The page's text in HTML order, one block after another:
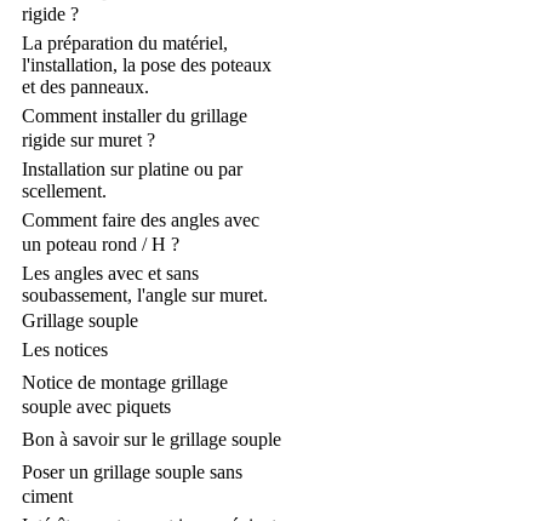
rigide ?
La préparation du matériel,
l'installation, la pose des poteaux
et des panneaux.
Comment installer du grillage
rigide sur muret ?
Installation sur platine ou par
scellement.
Comment faire des angles avec
un poteau rond / H ?
Les angles avec et sans
soubassement, l'angle sur muret.
Grillage souple
Les notices
Notice de montage grillage
souple avec piquets
Bon à savoir sur le grillage souple
Poser un grillage souple sans
ciment